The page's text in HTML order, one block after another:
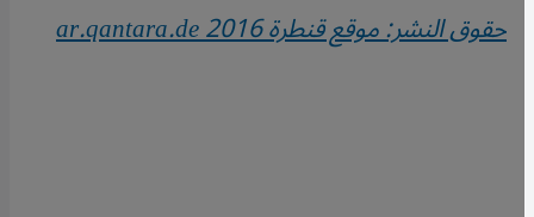
حقوق النشر: موقع قنطرة 2016
ar.qantara.de